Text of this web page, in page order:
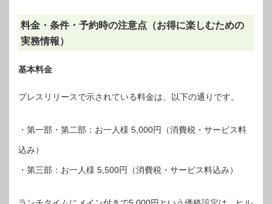
料金・条件・予約時の注意点（お得に楽しむための
実務情報）
基本料金
プレスリリースで示されている料金は、以下の通りです。
・第一部・第二部：お一人様 5,000円（消費税・サービス料
込み）
・第三部：お一人様 5,500円（消費税・サービス料込み）